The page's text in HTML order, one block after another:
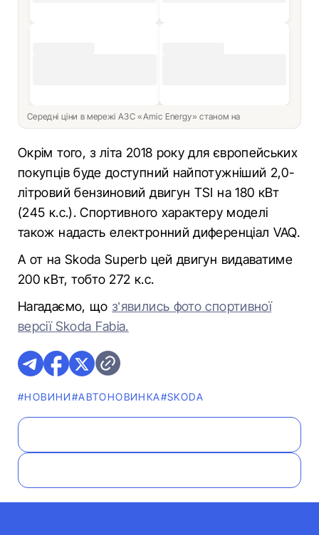
Середні ціни в мережі АЗС «Amic Energy» станом на
Окрім того, з літа 2018 року для європейських
покупців буде доступний найпотужніший 2,0-
літровий бензиновий двигун TSI на 180 кВт
(245 к.с.). Спортивного характеру моделі
також надасть електронний диференціал VAQ.
А от на Skoda Superb цей двигун видаватиме
200 кВт, тобто 272 к.с.
Нагадаємо, що з’явились фото спортивної
версії Skoda Fabia.
#НОВИНИ#АВТОНОВИНКА#SKODA